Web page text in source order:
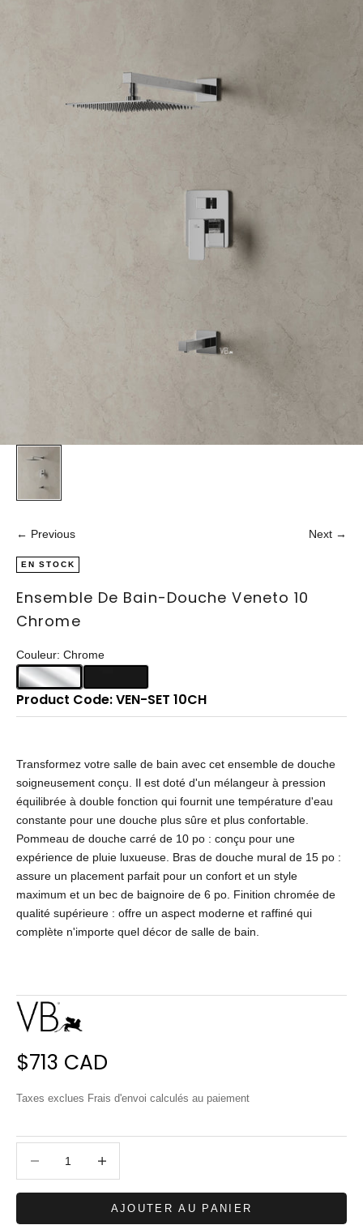
← Previous Next →
EN STOCK
Ensemble De Bain-Douche Veneto 10
Chrome
Product Code: VEN-SET 10CH
Transformez votre salle de bain avec cet ensemble de douche
soigneusement conçu. Il est doté d'un mélangeur à pression
équilibrée à double fonction qui fournit une température d'eau
constante pour une douche plus sûre et plus confortable.
Pommeau de douche carré de 10 po : conçu pour une
expérience de pluie luxueuse. Bras de douche mural de 15 po :
assure un placement parfait pour un confort et un style
maximum et un bec de baignoire de 6 po. Finition chromée de
qualité supérieure : offre un aspect moderne et raffiné qui
complète n'importe quel décor de salle de bain.
Prix de vente
$713 CAD
Taxes exclues Frais d'envoi calculés au paiement
Couleur: Chrome
AJOUTER AU PANIER